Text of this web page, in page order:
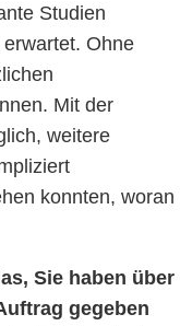
Studien
Ohne
Mit der
weitere
konnten, woran
Sie haben über
gegeben